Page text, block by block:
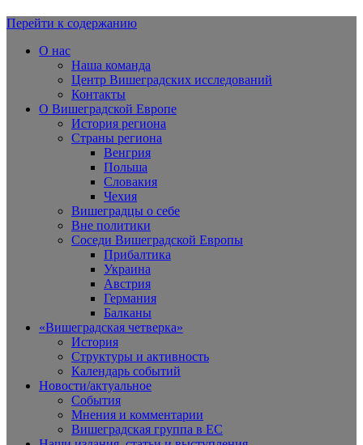
Вишеградская Европа
Перейти к содержанию
О нас
Наша команда
Центр Вишеградских исследований
Контакты
О Вишеградской Европе
История региона
Страны региона
Венгрия
Польша
Словакия
Чехия
Вишеградцы о себе
Вне политики
Соседи Вишеградской Европы
Прибалтика
Украина
Австрия
Германия
Балканы
«Вишеградская четверка»
История
Структуры и активность
Календарь событий
Новости/актуальное
События
Мнения и комментарии
Вишеградская группа в ЕС